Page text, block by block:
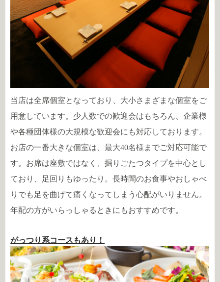
当店は全席個室となっており、大小さまざまな個室をご
用意しています。少人数での歓迎会はもちろん、企業様
や各種団体様の大規模な歓迎会にも対応しております。
お店の一番大きな個室は、最大40名様までご対応可能で
す。お席は座敷ではなく、掘りごたつタイプを中心とし
ており、足回りもゆったり。長時間のお食事やおしゃべ
りでも足を曲げて痛くなってしまう心配がいりません。
年配の方がいらっしゃるときにもおすすめです。
がっつり系コースもあり！